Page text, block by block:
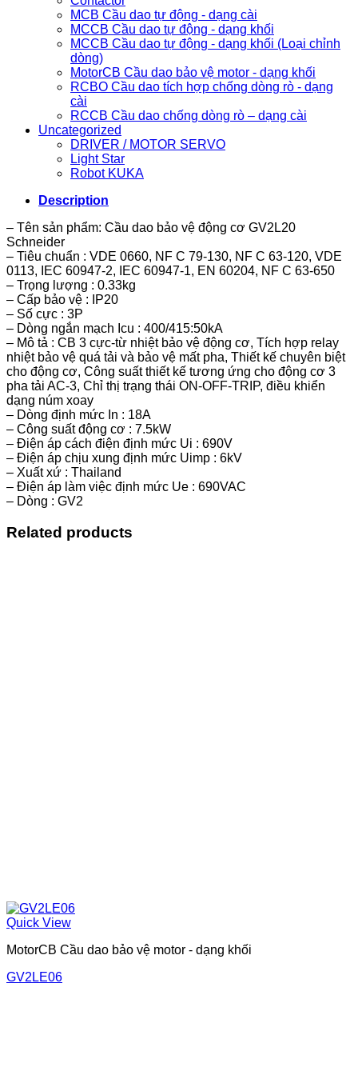
MCB Cầu dao tự động - dạng cài
MCCB Cầu dao tự động - dạng khối
MCCB Cầu dao tự động - dạng khối (Loại chỉnh
dòng)
MotorCB Cầu dao bảo vệ motor - dạng khối
RCBO Cầu dao tích hợp chống dòng rò - dạng
cài
RCCB Cầu dao chống dòng rò – dạng cài
Uncategorized
DRIVER / MOTOR SERVO
Light Star
Robot KUKA
Description
– Tên sản phẩm: Cầu dao bảo vệ động cơ GV2L20
Schneider
– Tiêu chuẩn : VDE 0660, NF C 79-130, NF C 63-120, VDE
0113, IEC 60947-2, IEC 60947-1, EN 60204, NF C 63-650
– Trọng lượng : 0.33kg
– Cấp bảo vệ : IP20
– Số cực : 3P
– Dòng ngắn mạch Icu : 400/415:50kA
– Mô tả : CB 3 cực-từ nhiệt bảo vệ động cơ, Tích hợp relay
nhiệt bảo vệ quá tải và bảo vệ mất pha, Thiết kế chuyên biệt
cho động cơ, Công suất thiết kế tương ứng cho động cơ 3
pha tải AC-3, Chỉ thị trạng thái ON-OFF-TRIP, điều khiển
dạng núm xoay
– Dòng định mức In : 18A
– Công suất động cơ : 7.5kW
– Điện áp cách điện định mức Ui : 690V
– Điện áp chịu xung định mức Uimp : 6kV
– Xuất xứ : Thailand
– Điện áp làm việc định mức Ue : 690VAC
– Dòng : GV2
Related products
Quick View
MotorCB Cầu dao bảo vệ motor - dạng khối
GV2LE06